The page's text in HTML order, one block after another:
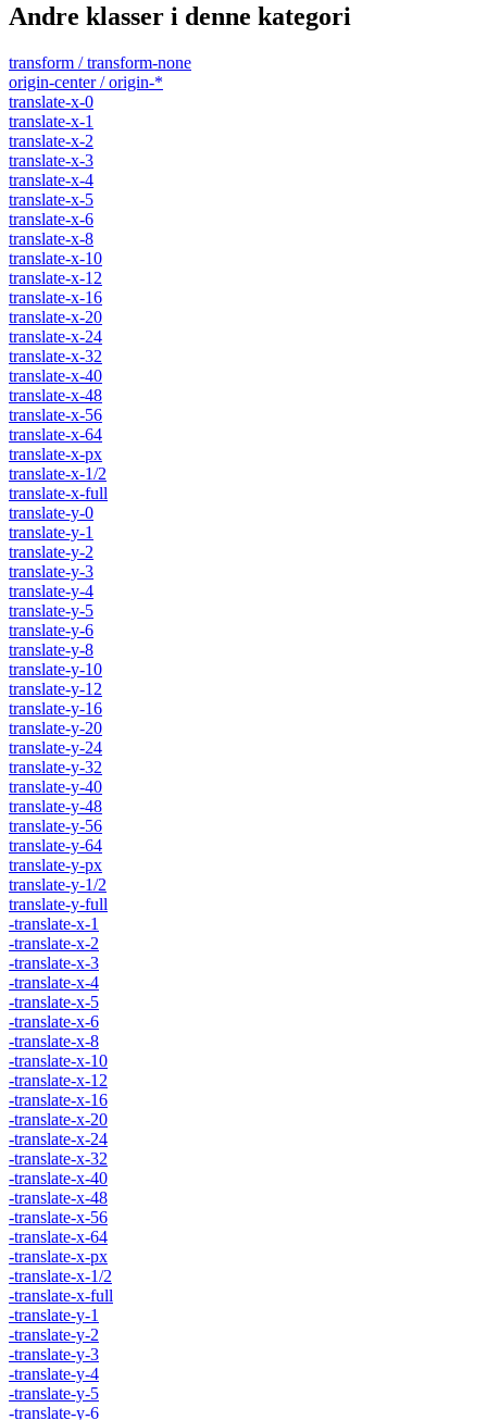
Andre klasser i denne kategori
transform / transform-none
origin-center / origin-*
translate-x-0
translate-x-1
translate-x-2
translate-x-3
translate-x-4
translate-x-5
translate-x-6
translate-x-8
translate-x-10
translate-x-12
translate-x-16
translate-x-20
translate-x-24
translate-x-32
translate-x-40
translate-x-48
translate-x-56
translate-x-64
translate-x-px
translate-x-1/2
translate-x-full
translate-y-0
translate-y-1
translate-y-2
translate-y-3
translate-y-4
translate-y-5
translate-y-6
translate-y-8
translate-y-10
translate-y-12
translate-y-16
translate-y-20
translate-y-24
translate-y-32
translate-y-40
translate-y-48
translate-y-56
translate-y-64
translate-y-px
translate-y-1/2
translate-y-full
-translate-x-1
-translate-x-2
-translate-x-3
-translate-x-4
-translate-x-5
-translate-x-6
-translate-x-8
-translate-x-10
-translate-x-12
-translate-x-16
-translate-x-20
-translate-x-24
-translate-x-32
-translate-x-40
-translate-x-48
-translate-x-56
-translate-x-64
-translate-x-px
-translate-x-1/2
-translate-x-full
-translate-y-1
-translate-y-2
-translate-y-3
-translate-y-4
-translate-y-5
-translate-y-6